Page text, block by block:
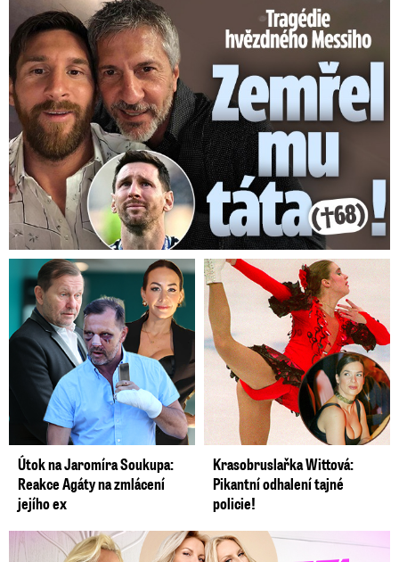
Tragédie hvězdného Messiho: Zemřel mu táta (†68)!
Útok na Jaromíra Soukupa:
Reakce Agáty na zmlácení
jejího ex
Krasobruslařka Wittová:
Pikantní odhalení tajné
policie!
Krásná sestra Krainové bez emocí: Mám to za pár…